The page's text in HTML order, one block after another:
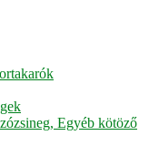
Egyéb kötöző